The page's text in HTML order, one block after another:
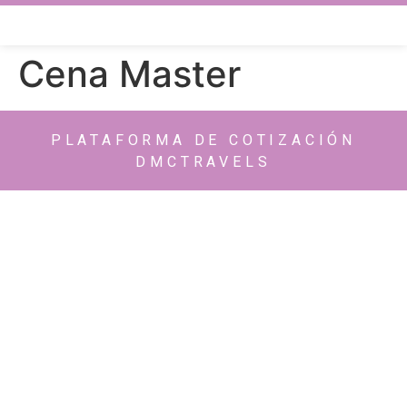
Cena Master
PLATAFORMA DE COTIZACIÓN
DMCTRAVELS